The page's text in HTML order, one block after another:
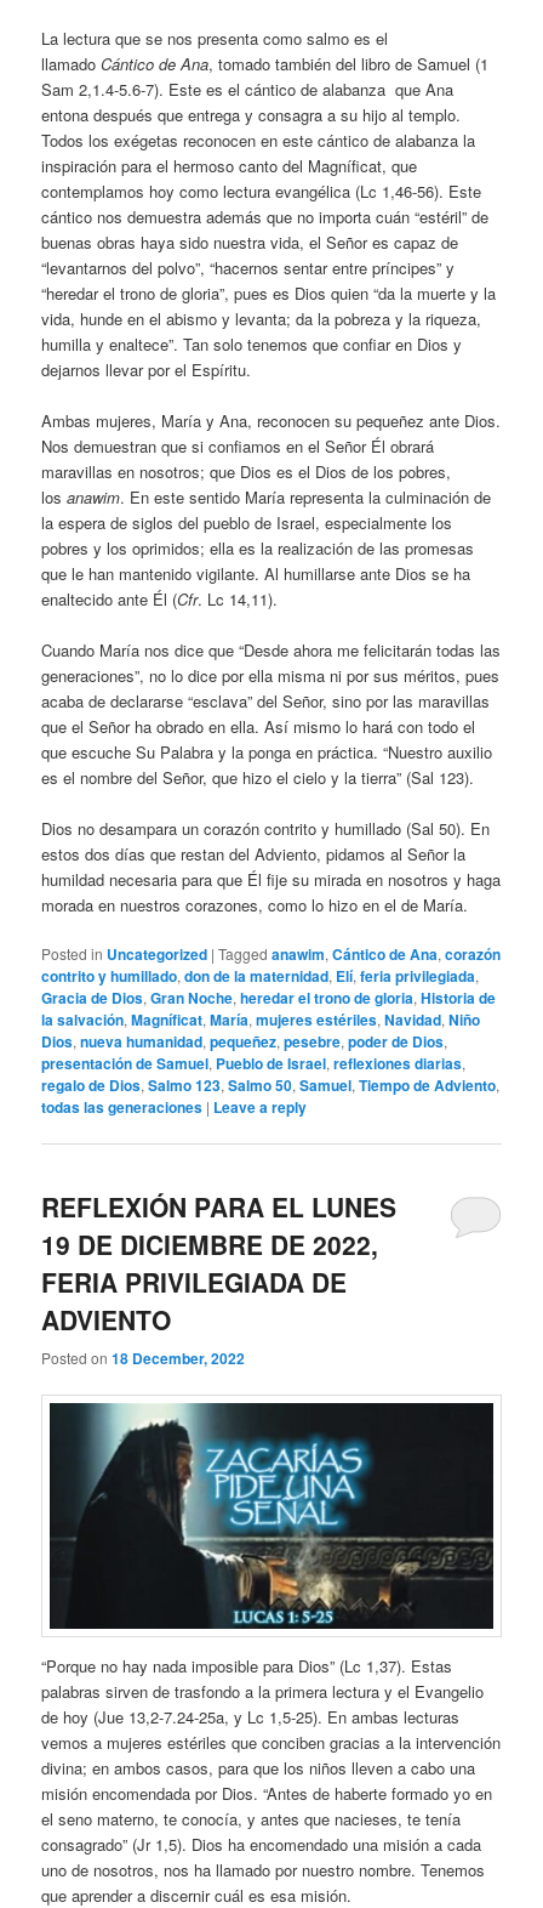
La lectura que se nos presenta como salmo es el
llamadoCántico de Ana, tomado también del libro de Samuel (1
Sam 2,1.4-5.6-7). Este es el cántico de alabanza que Ana
entona después que entrega y consagra a su hijo al templo.
Todos los exégetas reconocen en este cántico de alabanza la
inspiración para el hermoso canto del Magníficat, que
contemplamos hoy como lectura evangélica (Lc 1,46-56). Este
cántico nos demuestra además que no importa cuán “estéril” de
buenas obras haya sido nuestra vida, el Señor es capaz de
“levantarnos del polvo”, “hacernos sentar entre príncipes” y
“heredar el trono de gloria”, pues es Dios quien “da la muerte y la
vida, hunde en el abismo y levanta; da la pobreza y la riqueza,
humilla y enaltece”. Tan solo tenemos que confiar en Dios y
dejarnos llevar por el Espíritu.
Ambas mujeres, María y Ana, reconocen su pequeñez ante Dios.
Nos demuestran que si confiamos en el Señor Él obrará
maravillas en nosotros; que Dios es el Dios de los pobres,
losanawim. En este sentido María representa la culminación de
la espera de siglos del pueblo de Israel, especialmente los
pobres y los oprimidos; ella es la realización de las promesas
que le han mantenido vigilante. Al humillarse ante Dios se ha
enaltecido ante Él (Cfr. Lc 14,11).
Cuando María nos dice que “Desde ahora me felicitarán todas las
generaciones”, no lo dice por ella misma ni por sus méritos, pues
acaba de declararse “esclava” del Señor, sino por las maravillas
que el Señor ha obrado en ella. Así mismo lo hará con todo el
que escuche Su Palabra y la ponga en práctica. “Nuestro auxilio
es el nombre del Señor, que hizo el cielo y la tierra” (Sal 123).
Dios no desampara un corazón contrito y humillado (Sal 50). En
estos dos días que restan del Adviento, pidamos al Señor la
humildad necesaria para que Él fije su mirada en nosotros y haga
morada en nuestros corazones, como lo hizo en el de María.
Posted in Uncategorized |Tagged anawim,Cántico de Ana,corazón
contrito y humillado,don de la maternidad, Elí,feria privilegiada,
Gracia de Dios,Gran Noche,heredar el trono de gloria,Historia de
la salvación,Magníficat,María,mujeres estériles,Navidad,Niño
Dios,nueva humanidad,pequeñez,pesebre,poder de Dios,
presentación de Samuel, Pueblo de Israel,reflexiones diarias,
regalo de Dios,Salmo 123,Salmo 50,Samuel,Tiempo de Adviento,
todas las generaciones | Leave a reply
REFLEXIÓN PARA EL LUNES
19 DE DICIEMBRE DE 2022,
FERIA PRIVILEGIADA DE
ADVIENTO
Posted on18 December, 2022
“Porque no hay nada imposible para Dios” (Lc 1,37). Estas
palabras sirven de trasfondo a la primera lectura y el Evangelio
de hoy (Jue 13,2-7.24-25a, y Lc 1,5-25). En ambas lecturas
vemos a mujeres estériles que conciben gracias a la intervención
divina; en ambos casos, para que los niños lleven a cabo una
misión encomendada por Dios. “Antes de haberte formado yo en
el seno materno, te conocía, y antes que nacieses, te tenía
consagrado” (Jr 1,5). Dios ha encomendado una misión a cada
uno de nosotros, nos ha llamado por nuestro nombre. Tenemos
que aprender a discernir cuál es esa misión.